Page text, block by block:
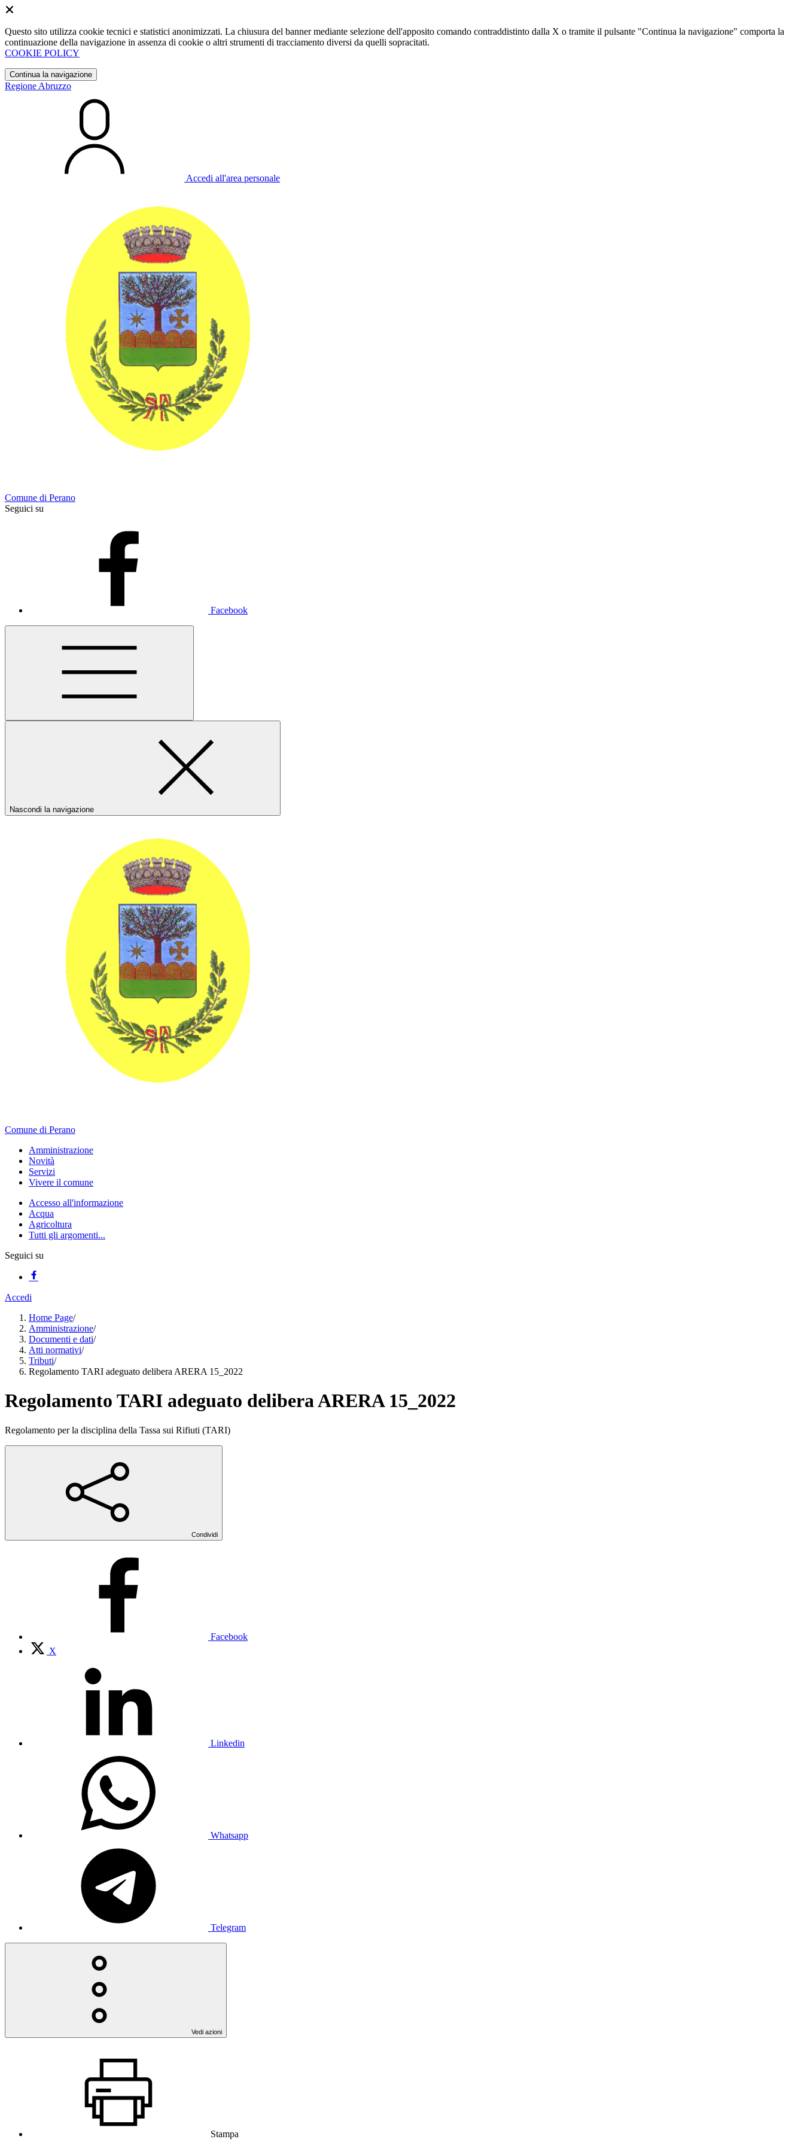
Questo sito utilizza cookie tecnici e statistici anonimizzati. La chiusura del banner mediante selezione dell'apposito comando contraddistinto dalla X o tramite il pulsante "Continua la navigazione" comporta la
continuazione della navigazione in assenza di cookie o altri strumenti di tracciamento diversi da quelli sopracitati.
COOKIE POLICY
Continua la navigazione
Regione Abruzzo
Accedi all'area personale
Comune di Perano
Seguici su
Facebook
Nascondi la navigazione
Comune di Perano
Amministrazione
Novità
Servizi
Vivere il comune
Accesso all'informazione
Acqua
Agricoltura
Tutti gli argomenti...
Seguici su
Accedi
Home Page/
Amministrazione/
Documenti e dati/
Atti normativi/
Tributi/
Regolamento TARI adeguato delibera ARERA 15_2022
Regolamento TARI adeguato delibera ARERA 15_2022
Regolamento per la disciplina della Tassa sui Rifiuti (TARI)
Condividi
Facebook
X
Linkedin
Whatsapp
Telegram
Vedi azioni
Stampa